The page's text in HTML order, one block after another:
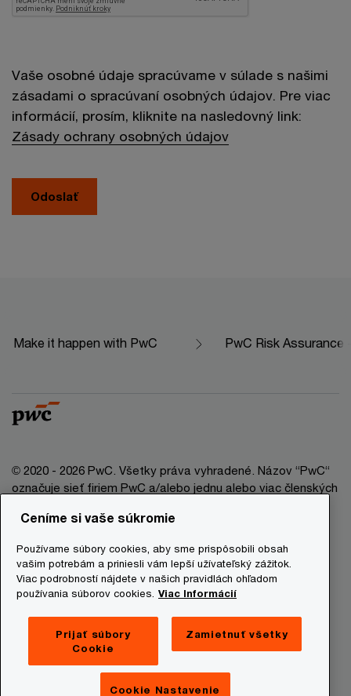
Vaše osobné údaje spracúvame v súlade s našimi
zásadami o spracúvaní osobných údajov. Pre viac
informácií, prosím, kliknite na nasledovný link:
Zásady ochrany osobných údajov
Odoslať
Make it happen with PwC PwC Risk Assurance
© 2020 - 2026 PwC. Všetky práva vyhradené. Názov “PwC“
označuje sieť firiem PwC a/alebo jednu alebo viac členských
informácie nájdete na stránke www.pwc.com/structure.
Právna doložka
Ochrana osobných údajov
Prevádzkovatelia stránky
Mapa stránky
Ceníme si vaše súkromie
Používame súbory cookies, aby sme prispôsobili obsah
vašim potrebám a priniesli vám lepší užívateľský zážitok.
Viac podrobností nájdete v našich pravidlách ohľadom
používania súborov cookies. Viac Informácií
Prijať súbory
Cookie
Zamietnuť všetky
Cookie Nastavenie